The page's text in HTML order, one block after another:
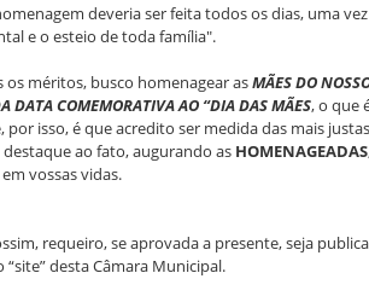
ser feita todos os dias, uma vez
e o esteio de toda família".
méritos, busco homenagear asMÃES DO
DATA COMEMORATIVA AO “DIA DAS MÃES, o que
isso, é que acredito ser medida das mais
ao fato, augurando as HOMENAGEADAS
vossas vidas.
requeiro, se aprovada a presente, seja
desta Câmara Municipal.